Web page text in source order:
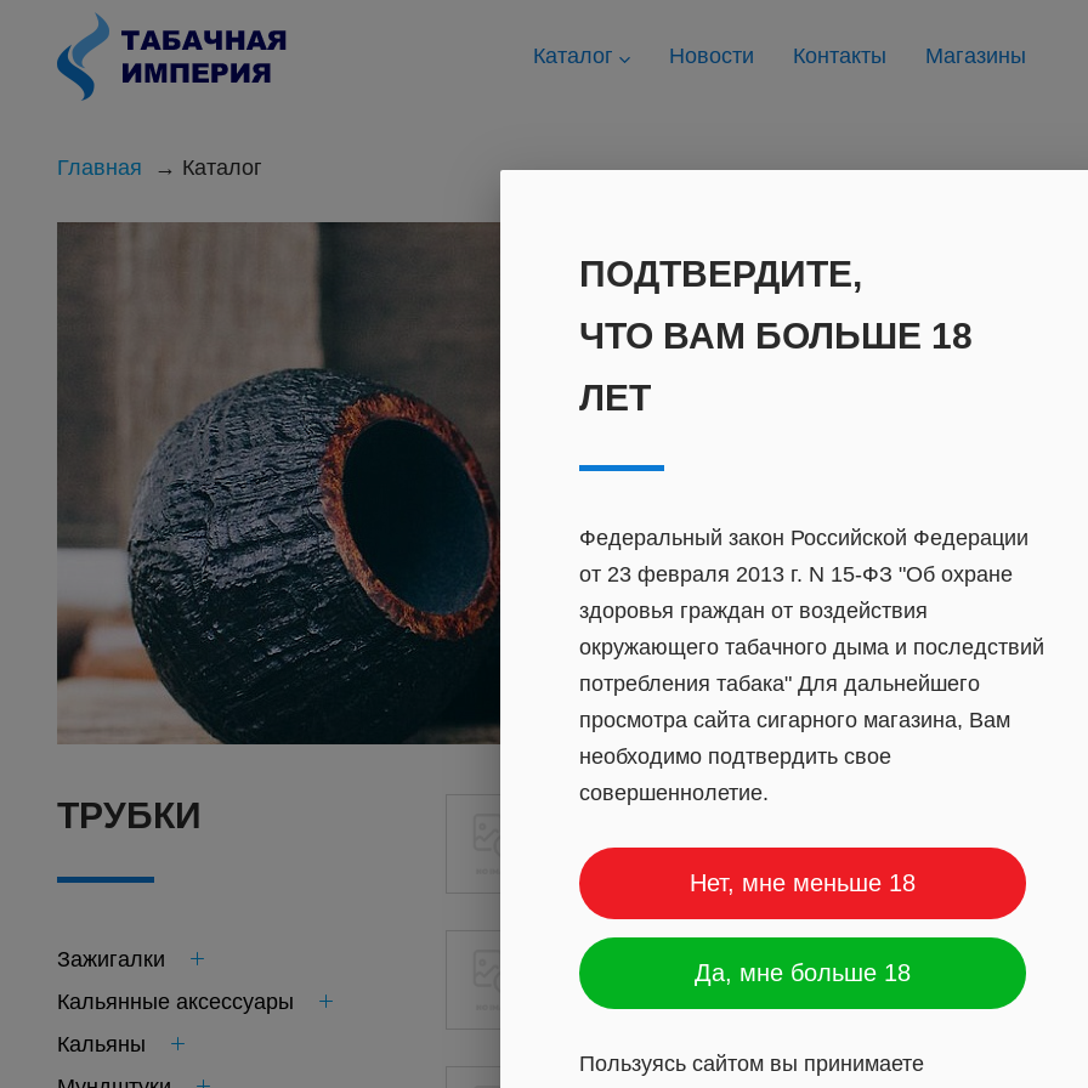
Каталог Новости Контакты Магазины
Главная Каталог
ТРУБКИ
Зажигалки
Кальянные аксессуары
Кальяны
.трубки в остатках Антон
Мершесини
ПОДТВЕРДИТЕ,
ЧТО ВАМ БОЛЬШЕ 18
ЛЕТ
Федеральный закон Российской Федерации
от 23 февраля 2013 г. N 15-ФЗ "Об охране
здоровья граждан от воздействия
окружающего табачного дыма и последствий
потребления табака" Для дальнейшего
просмотра сайта сигарного магазина, Вам
необходимо подтвердить свое
совершеннолетие.
Нет, мне меньше 18
Да, мне больше 18
Пользуясь сайтом вы принимаете